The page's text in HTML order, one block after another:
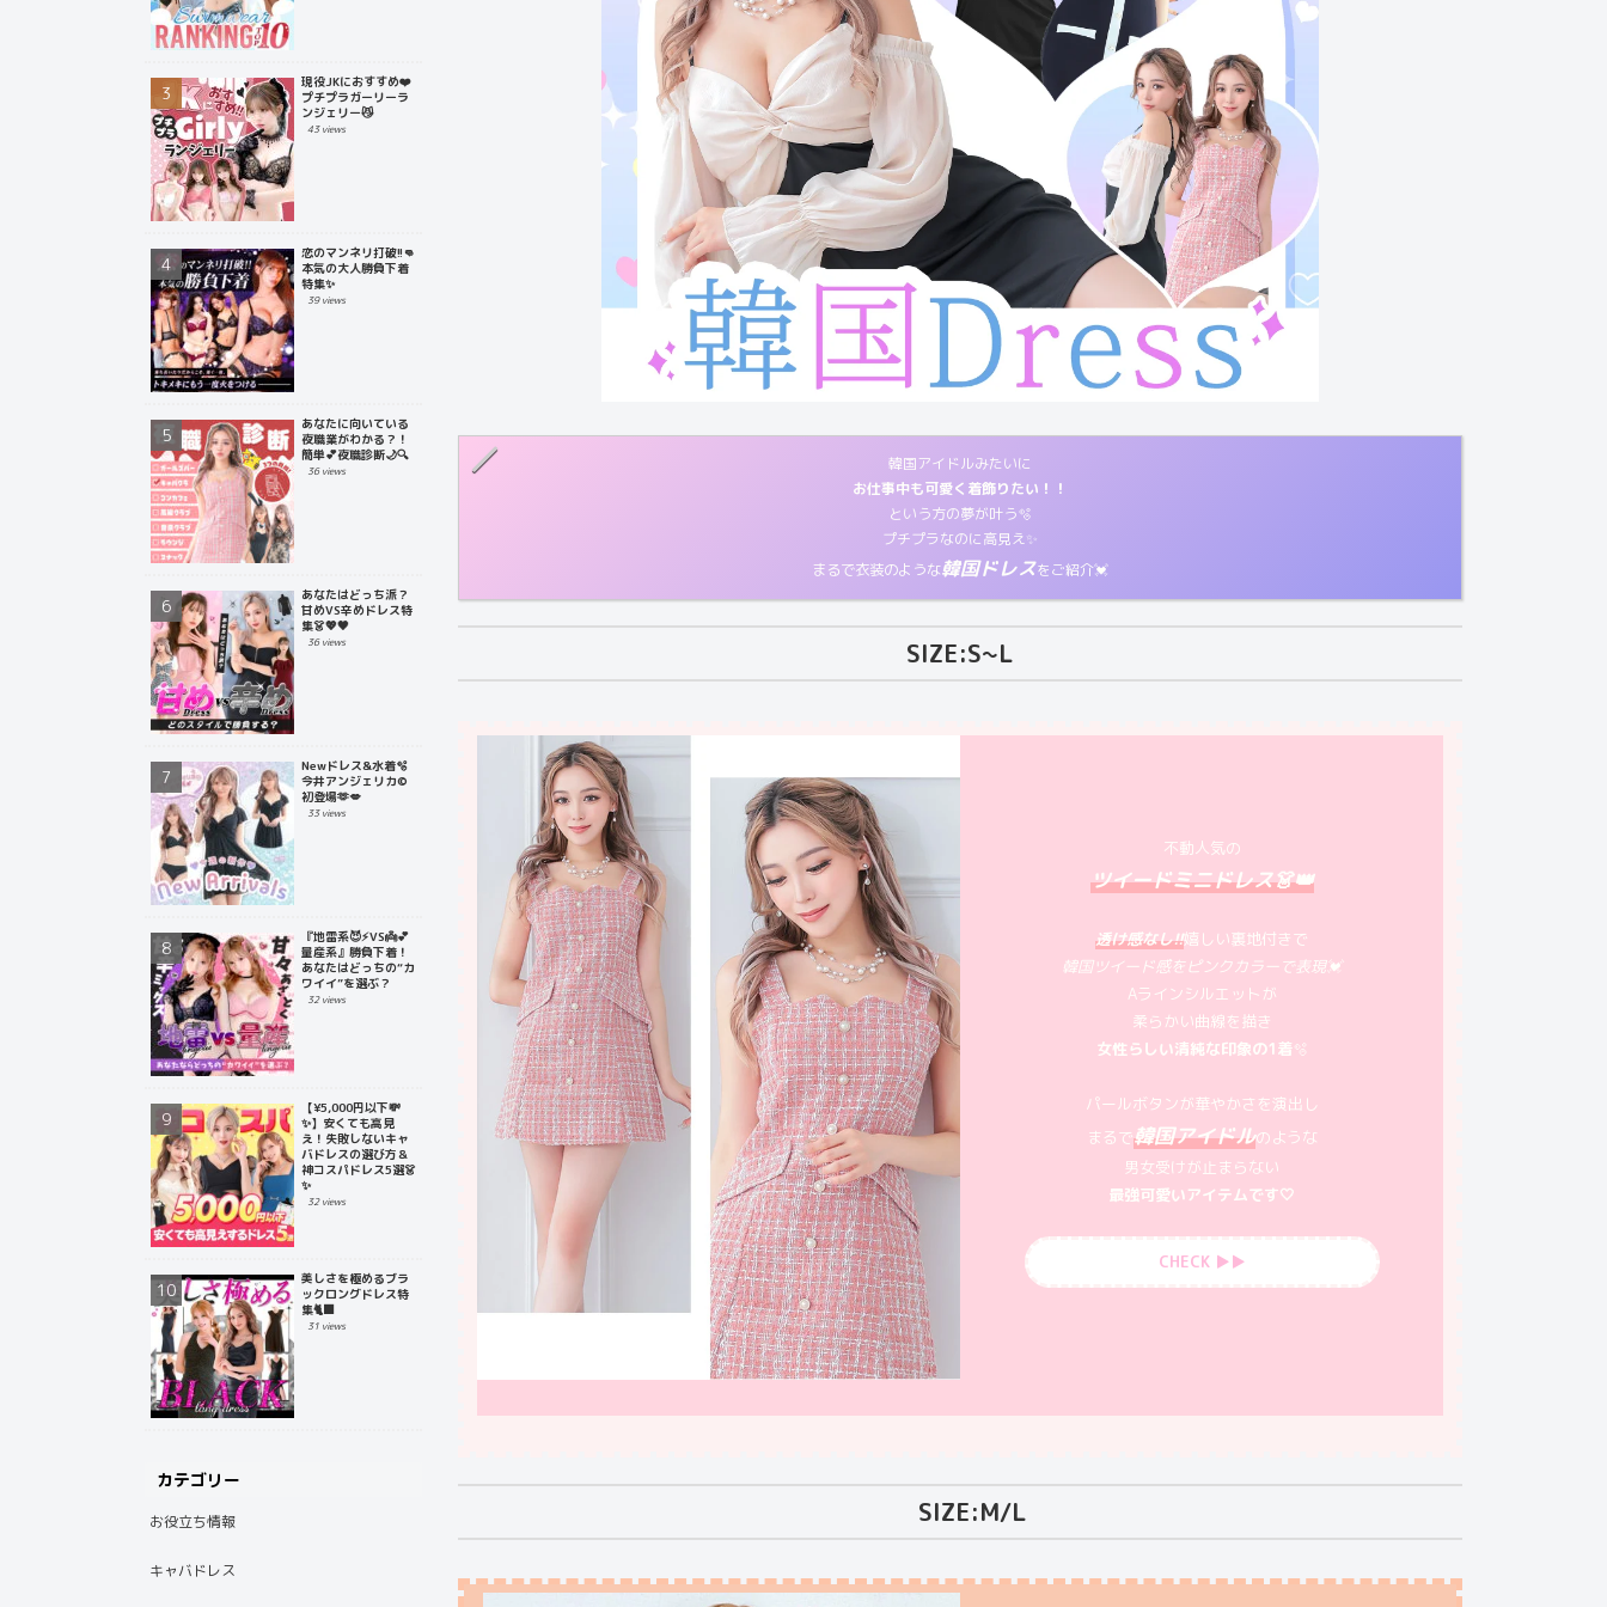
韓国アイドルみたいに
お仕事中も可愛く着飾りたい！！
という方の夢が叶う🫧
プチプラなのに高見え✨
まるで衣装のような韓国ドレスをご紹介💓
SIZE:S~L
不動人気の
ツイードミニドレス👗👑
透け感なし!!嬉しい裏地付きで
韓国ツイード感をピンクカラーで表現💓
Aラインシルエットが
柔らかい曲線を描き
女性らしい清純な印象の1着🫧
パールボタンが華やかさを演出し
まるで韓国アイドルのような
男女受けが止まらない
最強可愛いアイテムです🤍
CHECK ▶︎▶︎
SIZE:M/L
現役JKにおすすめ❤️
プチプラガーリーラ
ンジェリー😼
43 views
恋のマンネリ打破!!👊
本気の大人勝負下着
特集✨
39 views
あなたに向いている
夜職業がわかる？！
簡単💕夜職診断🌙🔍
36 views
あなたはどっち派？
甘めVS辛めドレス特
集👗💖🖤
36 views
Newドレス&水着🫧
今井アンジェリカ©
初登場🫶💋
33 views
『地雷系😈⚡️VS👼💕
量産系』勝負下着！
あなたはどっちの“カ
ワイイ”を選ぶ？
32 views
【¥5,000円以下💸
✨】安くても高見
え！失敗しないキャ
バドレスの選び方＆
神コスパドレス5選👗
✨
32 views
美しさを極めるブラ
ックロングドレス特
集🐈‍⬛
31 views
カテゴリー
お役立ち情報
キャバドレス